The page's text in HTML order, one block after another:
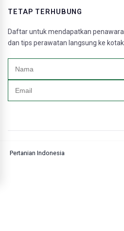
TETAP TERHUBUNG
Daftar untuk mendapatkan
dan tips perawatan langsung ke
Pertanian Indonesia